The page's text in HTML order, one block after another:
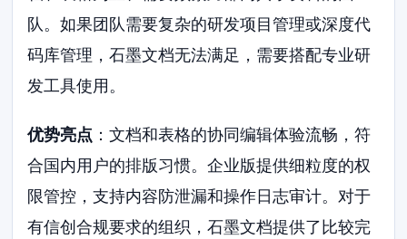
队。如果团队需要复杂的研发项目管理或深度代
码库管理，石墨文档无法满足，需要搭配专业研
发工具使用。
优势亮点 ：文档和表格的协同编辑体验流畅，符
合国内用户的排版习惯。企业版提供细粒度的权
限管控，支持内容防泄漏和操作日志审计。对于
有信创合规要求的组织，石墨文档提供了比较完